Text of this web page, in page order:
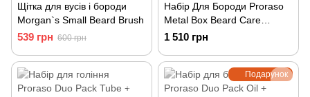
Щітка для вусів і бороди
Morgan`s Small Beard Brush
539 грн 600 грн
Набір Для Бороди Proraso
Metal Box Beard Care
Refreshing Gift Set
1 510 грн
Подарунок